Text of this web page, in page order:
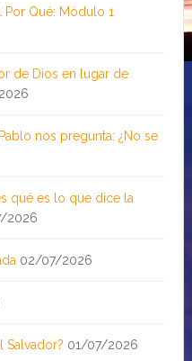
Por Qué: Módulo 1
de Dios en lugar de
nos pregunta: ¿No se
qué es lo que dice la
2026
02/07/2026
Salvador? 01/07/2026